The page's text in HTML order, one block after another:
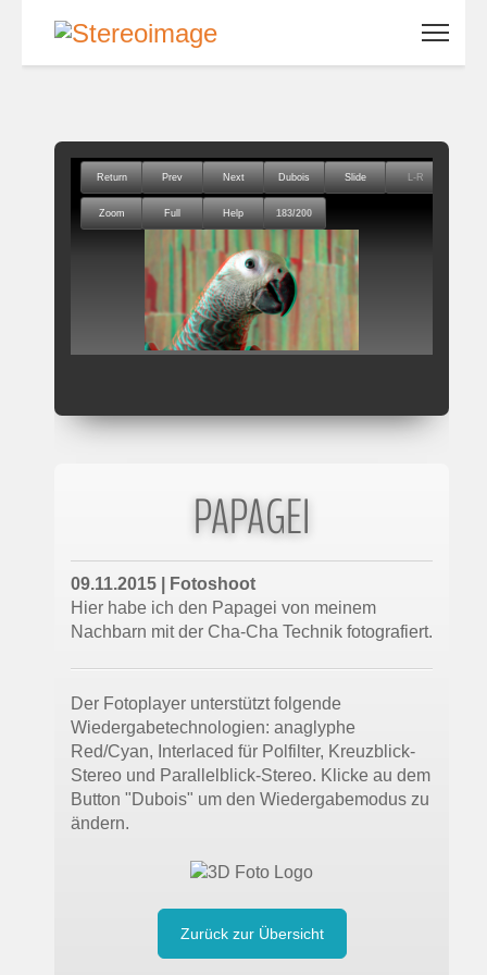
PAPAGEI
09.11.2015 | Fotoshoot
Hier habe ich den Papagei von meinem
Nachbarn mit der Cha-Cha Technik fotografiert.
Der Fotoplayer unterstützt folgende
Wiedergabetechnologien: anaglyphe
Red/Cyan, Interlaced für Polfilter, Kreuzblick-
Stereo und Parallelblick-Stereo. Klicke au dem
Button "Dubois" um den Wiedergabemodus zu
ändern.
Zurück zur Übersicht